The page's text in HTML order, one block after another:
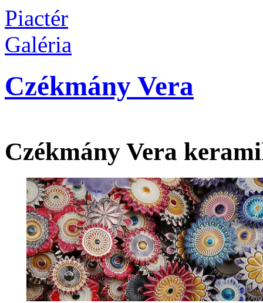
Piactér
Galéria
Czékmány Vera
Czékmány Vera